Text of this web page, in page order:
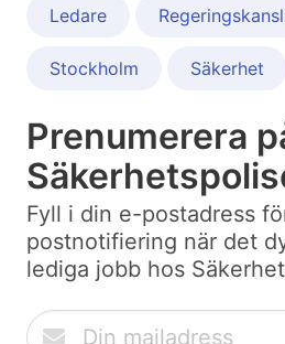
Ledare
Stockholm Säkerhet
Prenumerera
Fyll i din e-postadress
postnotifiering när det
lediga jobb hos